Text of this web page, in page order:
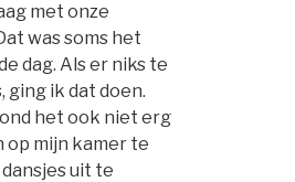
met onze
was soms het
dag. Als er niks te
ging ik dat doen.
het ook niet erg
op mijn kamer te
uit te